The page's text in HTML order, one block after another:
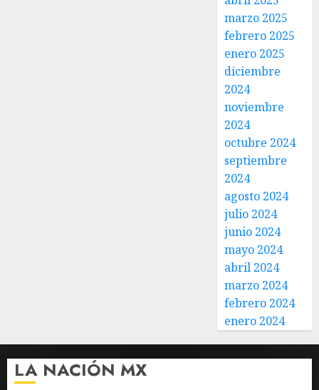
marzo 2025
febrero 2025
enero 2025
diciembre
2024
noviembre
2024
octubre 2024
septiembre
2024
agosto 2024
julio 2024
junio 2024
mayo 2024
abril 2024
marzo 2024
febrero 2024
enero 2024
LA NACIÓN MX